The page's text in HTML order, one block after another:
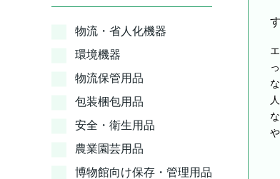
物流・省人化機器
環境機器
物流保管用品
包装梱包用品
安全・衛生用品
農業園芸用品
博物館向け保存・管理用品